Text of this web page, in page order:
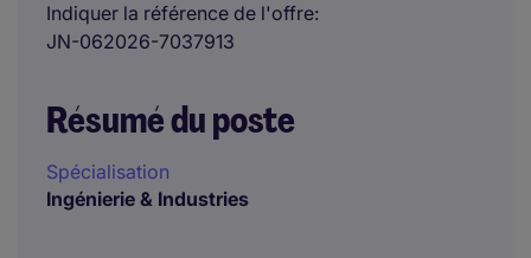
Indiquer la référence de l'offre
JN-062026-7037913
Résumé du poste
Spécialisation
Ingénierie & Industries